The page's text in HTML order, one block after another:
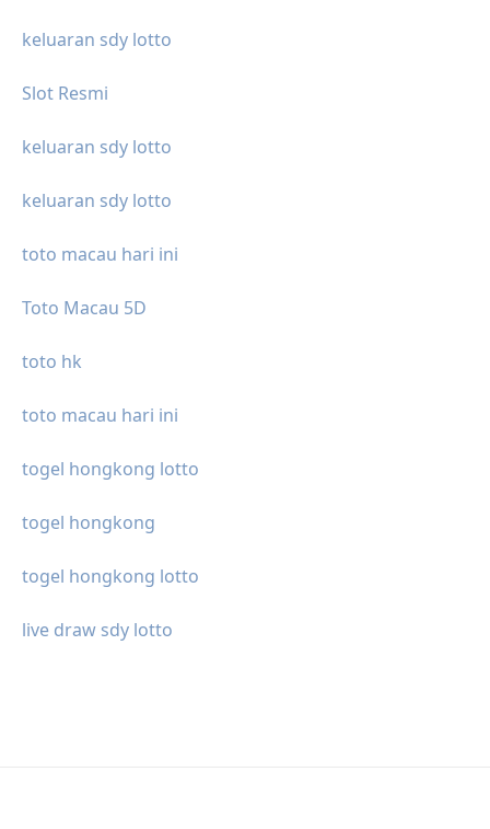
keluaran sdy lotto
Slot Resmi
keluaran sdy lotto
keluaran sdy lotto
toto macau hari ini
Toto Macau 5D
toto hk
toto macau hari ini
togel hongkong lotto
togel hongkong
togel hongkong lotto
live draw sdy lotto